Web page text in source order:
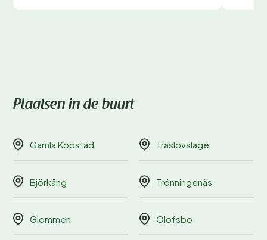
Plaatsen in de buurt
Gamla Köpstad Träslövsläge
Björkäng Trönningenäs
Glommen Olofsbo